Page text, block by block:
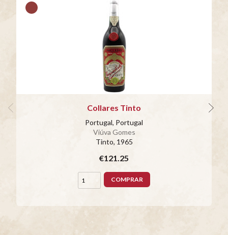
Collares Tinto
Portugal, Portugal
Viúva Gomes
Tinto, 1965
€121.25
COMPRAR